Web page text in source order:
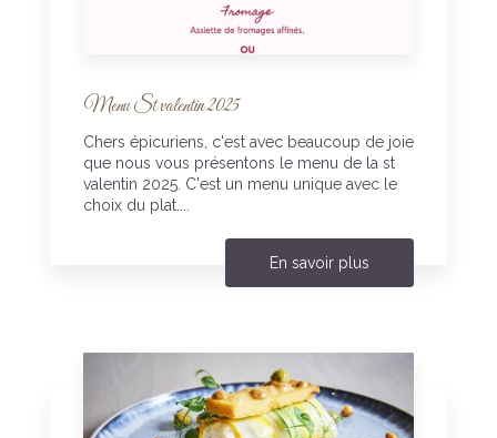
Menu St valentin 2025
Chers épicuriens, c'est avec beaucoup de joie
que nous vous présentons le menu de la st
valentin 2025. C'est un menu unique avec le
choix du plat....
En savoir plus